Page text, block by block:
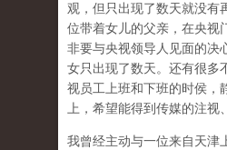
观，但只出现了数天就没有
位带着女儿的父亲，在央视
非要与央视领导人见面的决
女只出现了数天。还有很多
视员工上班和下班的时侯，
上，希望能得到传媒的注视
我曾经主动与一位来自天津